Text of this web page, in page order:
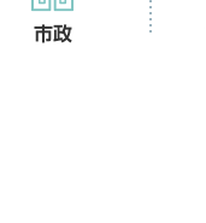
市政